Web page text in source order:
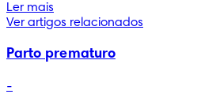
Ler mais
Ver artigos relacionados
Parto prematuro
-